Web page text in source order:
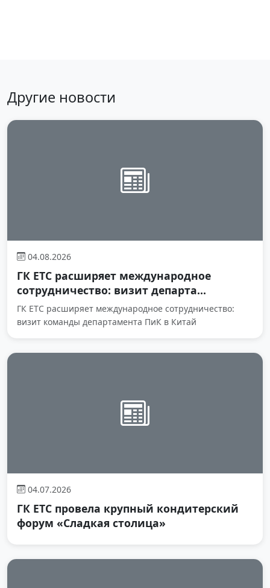
Другие новости
04.08.2026
ГК ЕТС расширяет международное
сотрудничество: визит департа...
ГК ЕТС расширяет международное сотрудничество:
визит команды департамента ПиК в Китай
04.07.2026
ГК ЕТС провела крупный кондитерский
форум «Сладкая столица»